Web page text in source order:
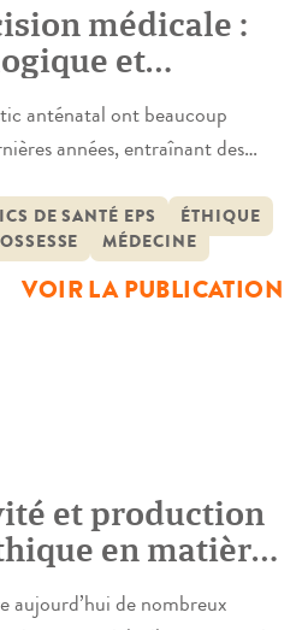
médicale :
et
du
» d’un
gynécologie-
CHU
anténatal ont beaucoup
années, entraînant des
en cas d’anomalie fœtale
Les progrès
fois la qualité et la
DE SANTÉ EPS
ÉTHIQUE
MÉDECINE
VOIR LA PUBLICATION
et production
en matière
aujourd’hui de nombreux